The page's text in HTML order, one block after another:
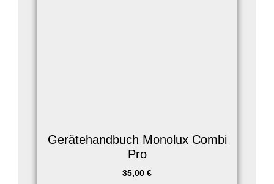
Gerätehandbuch Monolux Combi
Pro
35,00 €